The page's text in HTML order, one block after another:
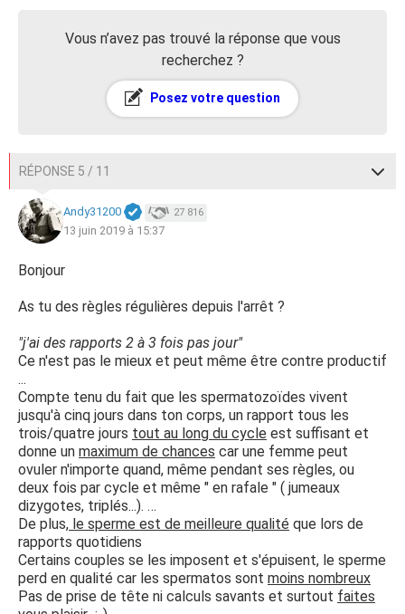
Vous n’avez pas trouvé la réponse que vous
recherchez ?
Posez votre question
RÉPONSE 5 / 11
Andy31200 27 816
13 juin 2019 à 15:37
Bonjour
As tu des règles régulières depuis l'arrêt ?
"j'ai des rapports 2 à 3 fois pas jour"
Ce n'est pas le mieux et peut même être contre productif
...
Compte tenu du fait que les spermatozoïdes vivent
jusqu'à cinq jours dans ton corps, un rapport tous les
trois/quatre jours tout au long du cycle est suffisant et
donne un maximum de chances car une femme peut
ovuler n'importe quand, même pendant ses règles, ou
deux fois par cycle et même " en rafale " ( jumeaux
dizygotes, triplés...). …
De plus, le sperme est de meilleure qualité que lors de
rapports quotidiens
Certains couples se les imposent et s'épuisent, le sperme
perd en qualité car les spermatos sont moins nombreux
Pas de prise de tête ni calculs savants et surtout faites